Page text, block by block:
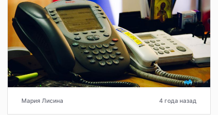
Мария Лисина 4 года назад